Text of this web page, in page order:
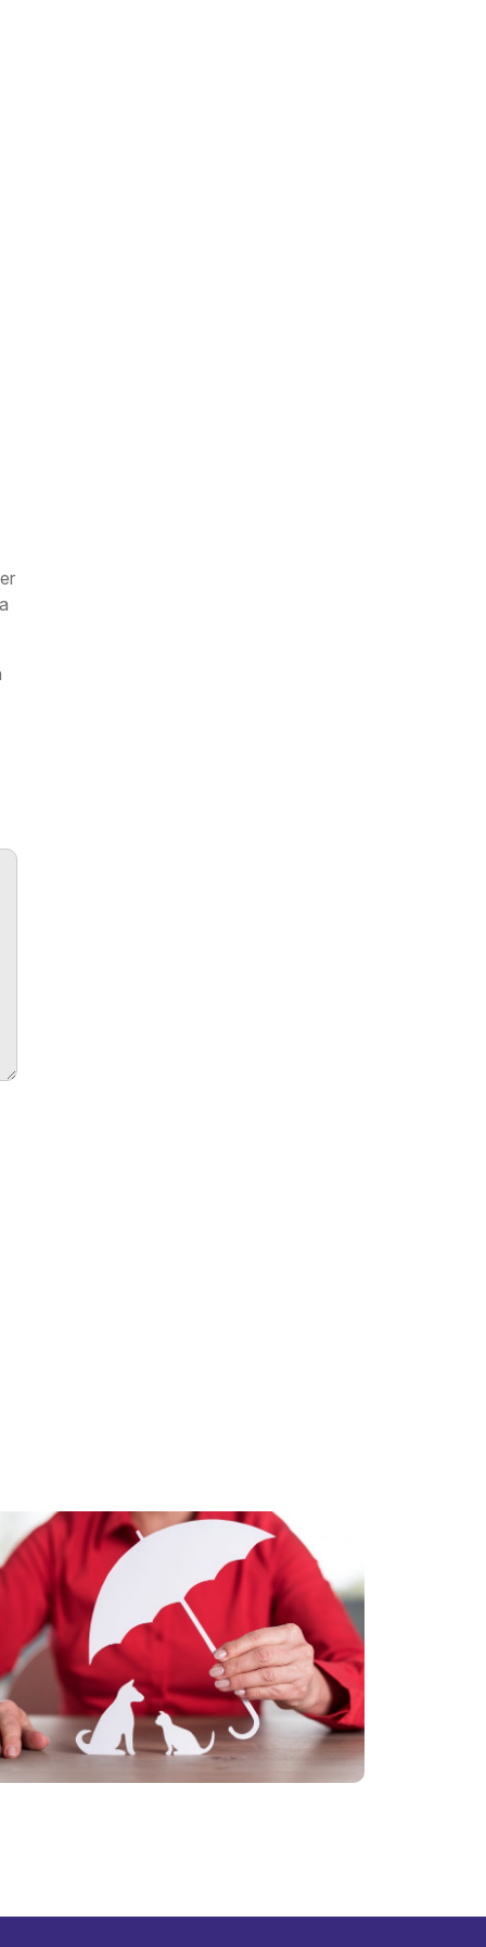
cinco
para
seguro
mascotas
cuidar su
gastos
inesperados